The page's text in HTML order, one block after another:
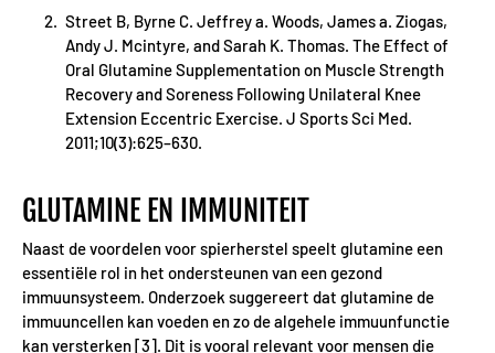
Street B, Byrne C. Jeffrey a. Woods, James a. Ziogas,
Andy J. Mcintyre, and Sarah K. Thomas. The Effect of
Oral Glutamine Supplementation on Muscle Strength
Recovery and Soreness Following Unilateral Knee
Extension Eccentric Exercise. J Sports Sci Med.
2011;10(3):625–630.
GLUTAMINE EN IMMUNITEIT
Naast de voordelen voor spierherstel speelt glutamine een
essentiële rol in het ondersteunen van een gezond
immuunsysteem. Onderzoek suggereert dat glutamine de
immuuncellen kan voeden en zo de algehele immuunfunctie
kan versterken [3]. Dit is vooral relevant voor mensen die